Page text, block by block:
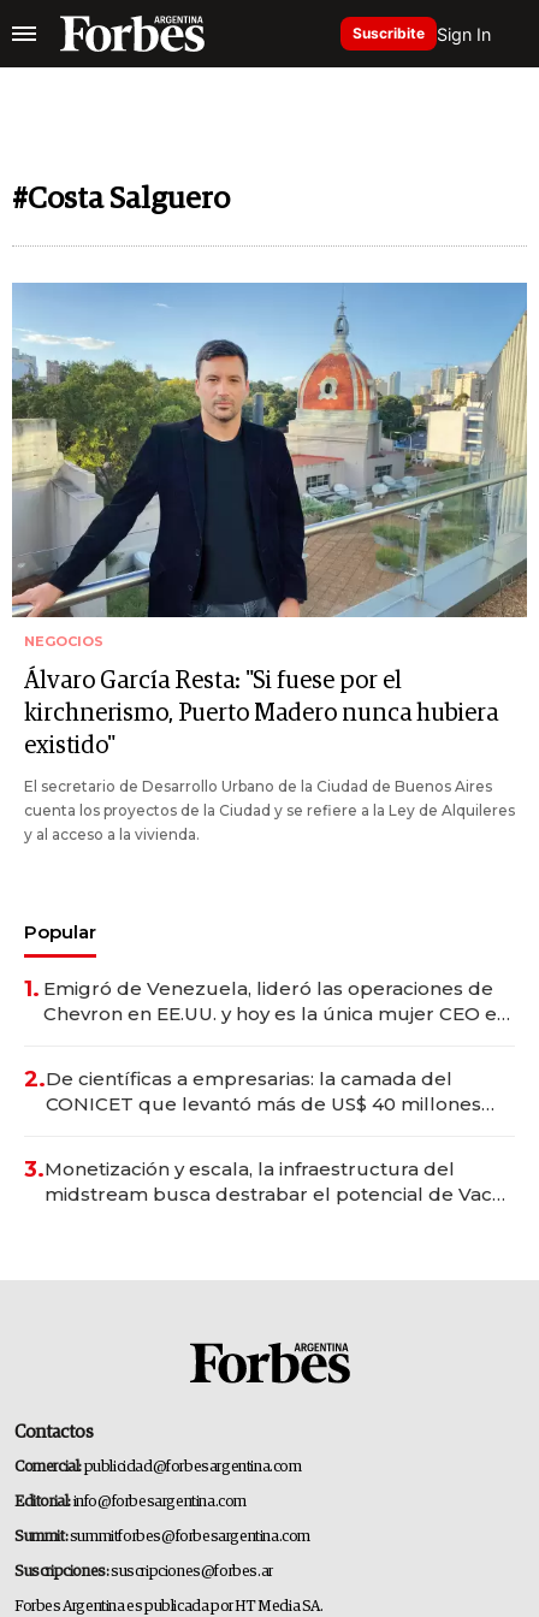
Suscribite Sign In
#Costa Salguero
NEGOCIOS
Álvaro García Resta: "Si fuese por el
kirchnerismo, Puerto Madero nunca hubiera
existido"
El secretario de Desarrollo Urbano de la Ciudad de Buenos Aires
cuenta los proyectos de la Ciudad y se refiere a la Ley de Alquileres
y al acceso a la vivienda.
Popular
1. Emigró de Venezuela, lideró las operaciones de
Chevron en EE.UU. y hoy es la única mujer CEO en
2.De científicas a empresarias: la camada del
CONICET que levantó más de US$ 40 millones
3.Monetización y escala, la infraestructura del
midstream busca destrabar el potencial de Vaca
Contactos
Comercial:publicidad@forbesargentina.com
Editorial:info@forbesargentina.com
Summit:summitforbes@forbesargentina.com
Suscripciones:suscripciones@forbes.ar
Forbes Argentina es publicada por HT Media SA.